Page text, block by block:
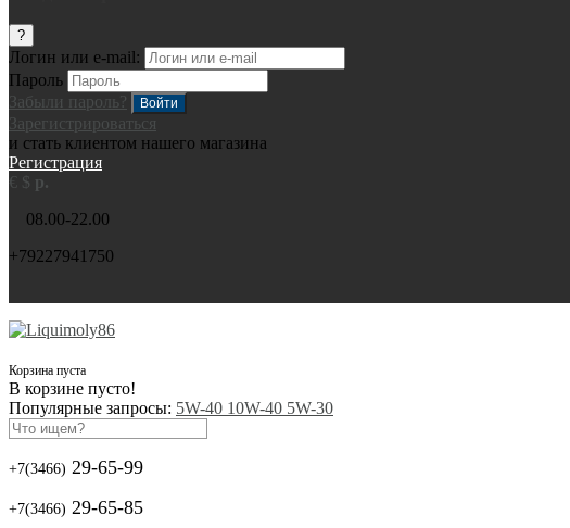
?
Логин или e-mail:
Пароль
Забыли пароль?
Зарегистрироваться
и стать клиентом нашего магазина
Регистрация
€ $ р.
08.00-22.00
+79227941750
Корзина пуста
В корзине пусто!
Популярные запросы: 5W-40 10W-40 5W-30
+7(3466) 29-65-99
+7(3466) 29-65-85